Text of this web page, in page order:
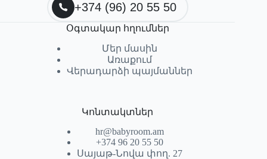
+374 (96) 20 55 50
Օգտակար հղումներ
Մեր մասին
Առաքում
Վերադարձի պայմաններ
Կոնտակտներ
hr@babyroom.am
+374 96 20 55 50
Սայաթ-Նովա փող. 27